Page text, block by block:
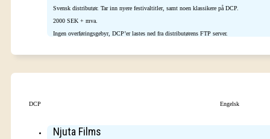
Svensk distributør. Tar inn nyere festivaltitler, samt noen klassikere på DCP.
2000 SEK + mva.
Ingen overføringsgebyr, DCP’er lastes ned fra distributørens FTP server.
DCP Engelsk
Njuta Films